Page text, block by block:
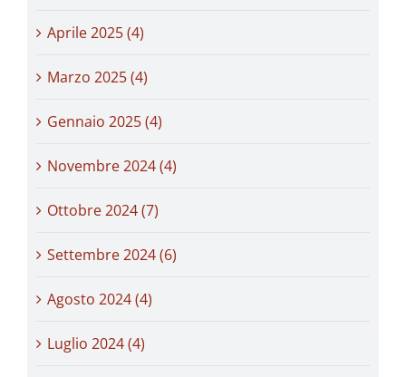
Aprile 2025 (4)
Marzo 2025 (4)
Gennaio 2025 (4)
Novembre 2024 (4)
Ottobre 2024 (7)
Settembre 2024 (6)
Agosto 2024 (4)
Luglio 2024 (4)